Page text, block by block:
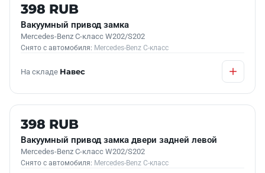
Б/У В НАЛИЧИИ
398 RUB
Вакуумный привод замка
Mercedes-Benz C-класс W202/S202
Снято с автомобиля: Mercedes-Benz C-класс
На складе Навес
Б/У В НАЛИЧИИ
398 RUB
Вакуумный привод замка двери задней левой
Mercedes-Benz C-класс W202/S202
Снято с автомобиля: Mercedes-Benz C-класс